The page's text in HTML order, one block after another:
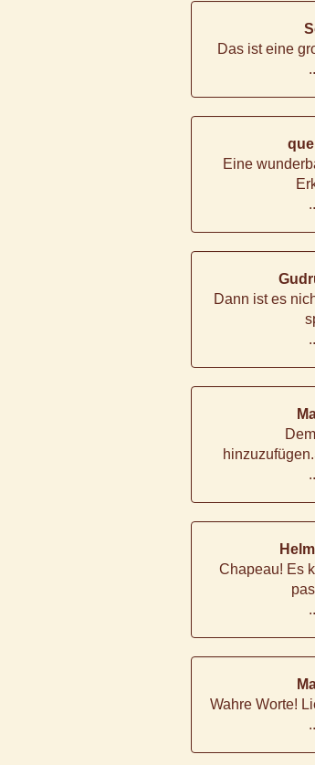
Das ist eine
Eine
Dann ist es
Chapeau! Es
Wahre Worte!